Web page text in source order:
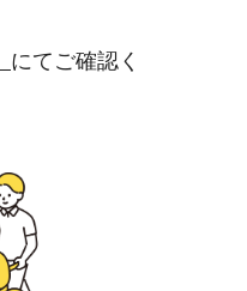
にてご確認く